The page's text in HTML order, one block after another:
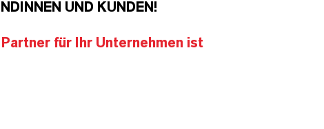
UND KUNDEN!
für Ihr Unternehmen ist